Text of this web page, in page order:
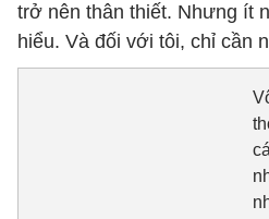
trở nên thân thiết. Nhưng ít
hiểu. Và đối với tôi, chỉ cần